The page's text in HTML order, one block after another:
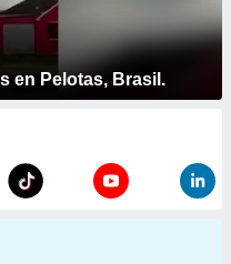
en Pelotas, Brasil.